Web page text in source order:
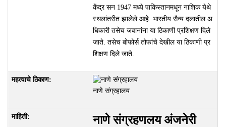
केंद्र सन 1947 मध्ये पाकिस्तानमधून नाशिक येथे
स्थलांतरीत झालेले आहे. भारतीय सैन्य दलातील अ
धिकारी तसेच जवानांना या ठिकाणी प्रशिक्षण दिले
जाते. तसेच बोफोर्स तोफांचे देखील या ठिकाणी प्र
शिक्षण दिले जाते.
नाणे संग्रहालय
नाणे संग्रहणलय अंजनेरी